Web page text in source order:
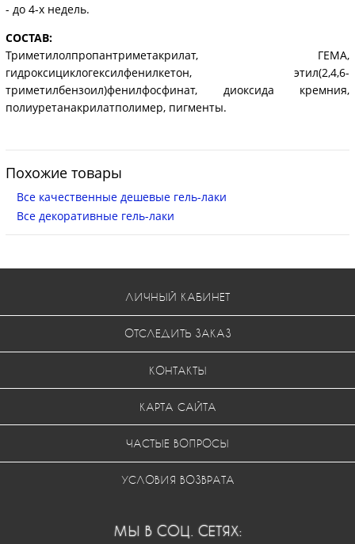
- до 4-х недель.
СОСТАВ:
Триметилолпропантриметакрилат, ГЕМА,
гидроксициклогексилфенилкетон, этил(2,4,6-
триметилбензоил)фенилфосфинат, диоксида кремния,
полиуретанакрилатполимер, пигменты.
Похожие товары
Все качественные дешевые гель-лаки
Все декоративные гель-лаки
ЛИЧНЫЙ КАБИНЕТ
ОТСЛЕДИТЬ ЗАКАЗ
КОНТАКТЫ
КАРТА САЙТА
ЧАСТЫЕ ВОПРОСЫ
УСЛОВИЯ ВОЗВРАТА
МЫ В СОЦ. СЕТЯХ: